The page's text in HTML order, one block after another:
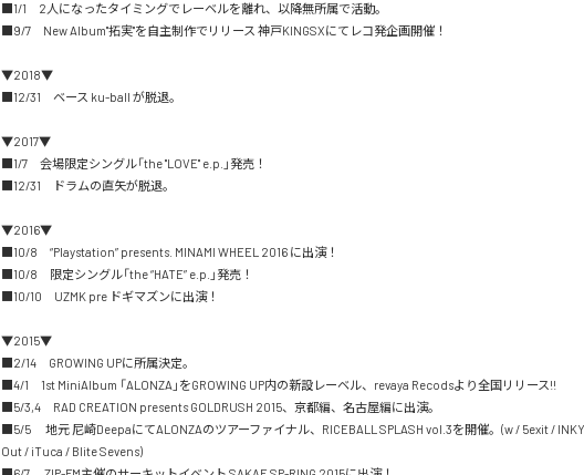
■1/1　2人になったタイミングでレーベルを離れ、以降無所属で活動。
■9/7　New Album"拓実"を自主制作でリリース 神戸KINGSXにてレコ発企画開催！
▼2018▼
■12/31　ベース ku-ball が脱退。
▼2017▼
■1/7　会場限定シングル「the "LOVE" e.p.」発売！
■12/31　ドラムの直矢が脱退。
▼2016▼
■10/8　“Playstation” presents. MINAMI WHEEL 2016 に出演！
■10/8　限定シングル「the “HATE” e.p.」発売！
■10/10　UZMK pre ドギマズンに出演！
▼2015▼
■2/14　GROWING UPに所属決定。
■4/1　1st MiniAlbum 「ALONZA」をGROWING UP内の新設レーベル、revaya Recodsより全国リリース!!
■5/3,4　RAD CREATION presents GOLDRUSH 2015、京都編、名古屋編に出演。
■5/5 　地元 尼崎DeepaにてALONZAのツアーファイナル、RICEBALL SPLASH vol.3を開催。(w / 5exit /
Out / iTuca / Blite Sevens)